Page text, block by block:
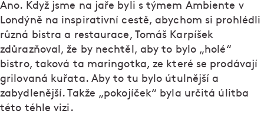
Ano. Když jsme na jaře byli s týmem Ambiente v
Londýně na inspirativní cestě, abychom si prohlédli
různá bistra a restaurace, Tomáš Karpíšek
zdůrazňoval, že by nechtěl, aby to bylo „holé“
bistro, taková ta maringotka, ze které se prodávají
grilovaná kuřata. Aby to tu bylo útulnější a
zabydlenější. Takže „pokojíček“ byla určitá úlitba
této téhle vizi.